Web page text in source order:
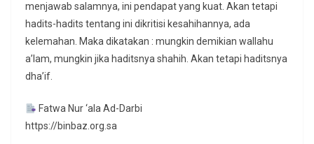
menjawab salamnya, ini pendapat yang kuat. Akan tetapi
hadits-hadits tentang ini dikritisi kesahihannya, ada
kelemahan. Maka dikatakan : mungkin demikian wallahu
a’lam, mungkin jika haditsnya shahih. Akan tetapi haditsnya
dha’if.
Fatwa Nur ‘ala Ad-Darbi
https://binbaz.org.sa